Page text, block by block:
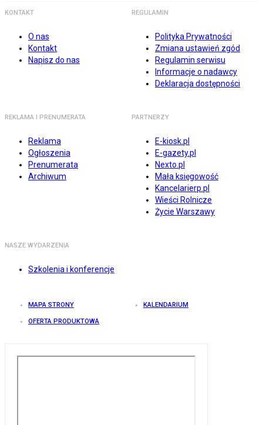
KONTAKT
O nas
Kontakt
Napisz do nas
REGULAMIN
Polityka Prywatności
Zmiana ustawień zgód
Regulamin serwisu
Informacje o nadawcy
Deklaracja dostępności
REKLAMA I PRENUMERATA
Reklama
Ogłoszenia
Prenumerata
Archiwum
PARTNERZY
E-kiosk.pl
E-gazety.pl
Nexto.pl
Mała księgowość
Kancelarierp.pl
Wieści Rolnicze
Życie Warszawy
NASZE WYDARZENIA
Szkolenia i konferencje
MAPA STRONY KALENDARIUM
OFERTA PRODUKTOWA